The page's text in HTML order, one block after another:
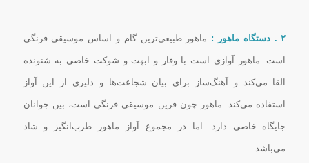
۲ . دستگاه ماهور : ماهور طبیعى‌ترین گام و اساس موسیقى فرنگى
است. ماهور آوازى است با وقار و ابهت و شوکت خاصى به شنونده
القا مى‌کند و آهنگ‌ساز براى بیان شجاعت‌ها و دلیرى از این آواز
استفاده مى‌کند. ماهور چون قرین موسیقى فرنگى است، بین جوانان
جایگاه خاصى دارد. اما در مجموع آواز ماهور طرب‌انگیز و شاد
مى‌باشد.